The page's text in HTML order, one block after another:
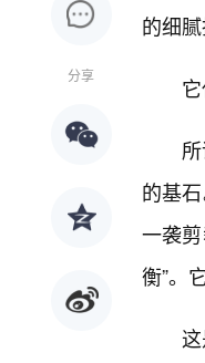
分享
的细腻
的基
一袭
衡”。